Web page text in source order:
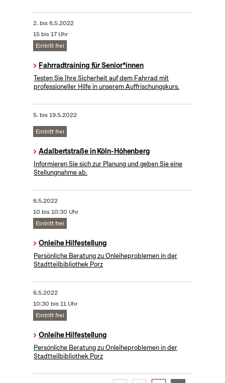
2. bis6.5.2022
15 bis 17 Uhr
Eintritt frei
Fahrradtraining für Senior*innen
Testen Sie Ihre Sicherheit auf dem Fahrrad mit
professioneller Hilfe in unserem Auffrischungskurs.
5. bis19.5.2022
Eintritt frei
Adalbertstraße in Köln-Höhenberg
Informieren Sie sich zur Planung und geben Sie eine
Stellungnahme ab.
6.5.2022
10 bis 10:30 Uhr
Eintritt frei
Onleihe Hilfestellung
Persönliche Beratung zu Onleiheproblemen in der
Stadtteilbibliothek Porz
6.5.2022
10:30 bis 11 Uhr
Eintritt frei
Onleihe Hilfestellung
Persönliche Beratung zu Onleiheproblemen in der
Stadtteilbibliothek Porz